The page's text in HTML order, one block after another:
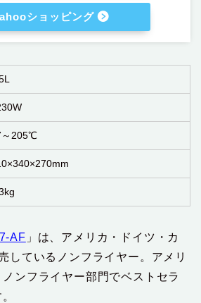
ショッピング
～205℃
AF 」‎は、アメリカ・ドイツ・カ
しているノンフライヤー。アメリ
ンフライヤー部門でベストセラ